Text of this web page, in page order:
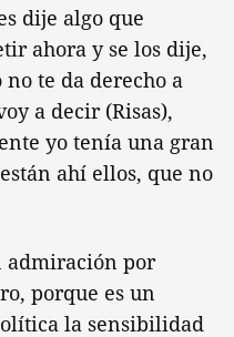
dije algo que
ahora y se los dije,
te da derecho a
a decir (Risas),
yo tenía una gran
ahí ellos, que no
admiración por
porque es un
la sensibilidad